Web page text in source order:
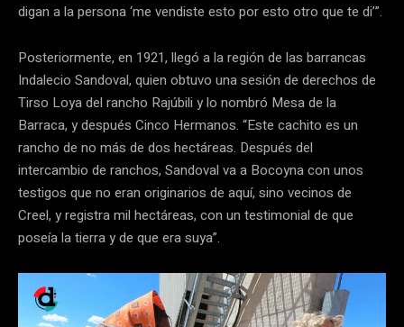
digan a la persona ‘me vendiste esto por esto otro que te di’”.
Posteriormente, en 1921, llegó a la región de las barrancas
Indalecio Sandoval, quien obtuvo una sesión de derechos de
Tirso Loya del rancho Rajúbili y lo nombró Mesa de la
Barraca, y después Cinco Hermanos. “Este cachito es un
rancho de no más de dos hectáreas. Después del
intercambio de ranchos, Sandoval va a Bocoyna con unos
testigos que no eran originarios de aquí, sino vecinos de
Creel, y registra mil hectáreas, con un testimonial de que
poseía la tierra y de que era suya”.